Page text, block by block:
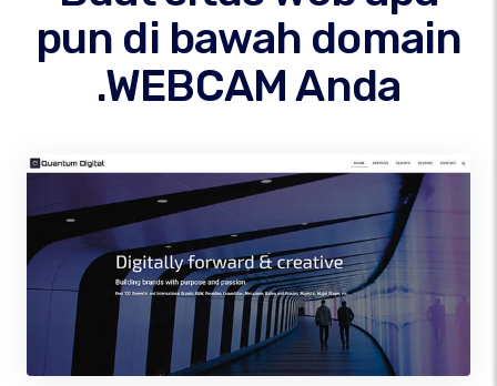
pun di bawah domain
.WEBCAM Anda